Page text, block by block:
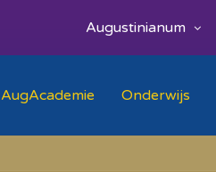
Augustinianum
AugAcademie Onderwijs